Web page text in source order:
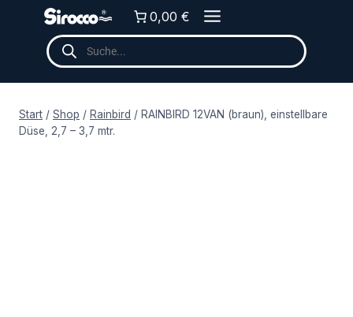
springen
0,00 €
Products
search
Start / Shop / Rainbird / RAINBIRD 12VAN (braun), einstellbare
Düse, 2,7 – 3,7 mtr.